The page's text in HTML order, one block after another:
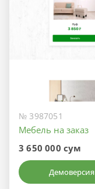
№ 3987051
Мебель на заказ
3 650 000 сум
Демоверсия